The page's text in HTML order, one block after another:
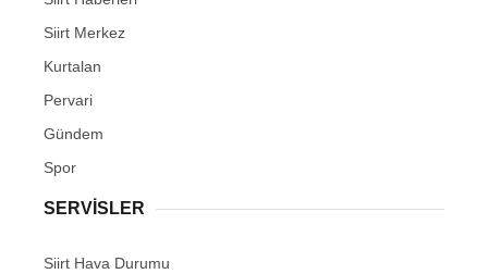
Siirt Merkez
Kurtalan
Pervari
Gündem
Spor
SERVİSLER
Siirt Hava Durumu